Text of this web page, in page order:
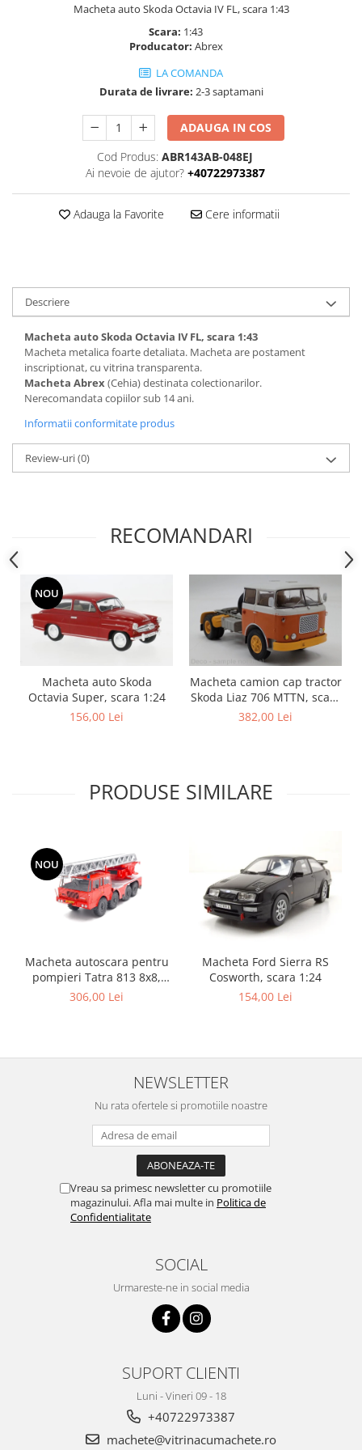
Macheta auto Skoda Octavia IV FL, scara 1:43
Scara: 1:43
Producator: Abrex
LA COMANDA
Durata de livrare: 2-3 saptamani
ADAUGA IN COS
Cod Produs: ABR143AB-048EJ
Ai nevoie de ajutor? +40722973387
Adauga la Favorite Cere informatii
Descriere
Macheta auto Skoda Octavia IV FL, scara 1:43
Macheta metalica foarte detaliata. Macheta are postament
inscriptionat, cu vitrina transparenta.
Macheta Abrex(Cehia) destinata colectionarilor.
Nerecomandata copiilor sub 14 ani.
Informatii conformitate produs
Review-uri(0)
RECOMANDARI
NOU
Macheta auto Skoda
Octavia Super, scara 1:24
156,00 Lei
Macheta camion cap tractor
Skoda Liaz 706 MTTN, scara
1:43
382,00 Lei
PRODUSE SIMILARE
NOU
Macheta autoscara pentru
pompieri Tatra 813 8x8,
scara 1:43
306,00 Lei
Macheta Ford Sierra RS
Cosworth, scara 1:24
154,00 Lei
NEWSLETTER
Nu rata ofertele si promotiile noastre
Vreau sa primesc newsletter cu promotiile
magazinului. Afla mai multe in Politica de
Confidentialitate
SOCIAL
Urmareste-ne in social media
SUPORT CLIENTI
Luni - Vineri 09 - 18
+40722973387
machete@vitrinacumachete.ro